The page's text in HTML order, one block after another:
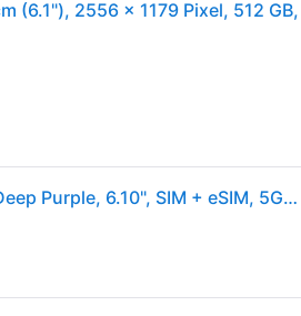
Apple iPhone 14 Pro (512GB, Deep Purple, 6.10", SIM + eSIM, 5G), Smartphone, Violett